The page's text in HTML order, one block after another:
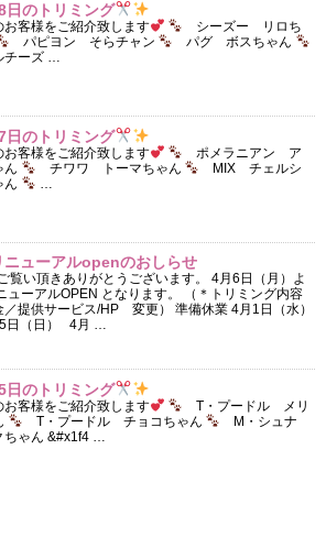
日のトリミング
お客様をご紹介致します
シーズー リロち
パピヨン そらチャン
パグ ボスちゃん
ーズ …
日のトリミング
お客様をご紹介致します
ポメラニアン ア
ん
チワワ トーマちゃん
MIX チェルシ
ん
…
ニューアルopenのおしらせ
覧い頂きありがとうございます。 4月6日（月）よ
ューアルOPEN となります。 （＊トリミング内容
／提供サービス/HP 変更） 準備休業 4月1日（水）
5日（日） 4月 …
日のトリミング
お客様をご紹介致します
T・プードル メリ
T・プードル チョコちゃん
M・シュナ
ちゃん &#x1f4 …